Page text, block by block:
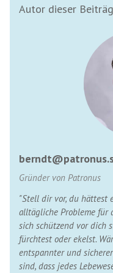
Autor dieser
Gründer von Patronus
"Stell dir vor, du hättest
alltägliche Probleme für
sich schützend vor dich
fürchtest oder ekelst.
entspannter und
sind, dass jedes